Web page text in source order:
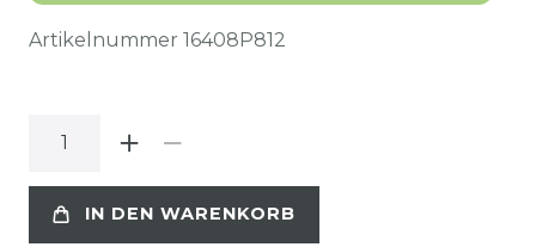
Artikelnummer 16408P812
IN DEN WARENKORB